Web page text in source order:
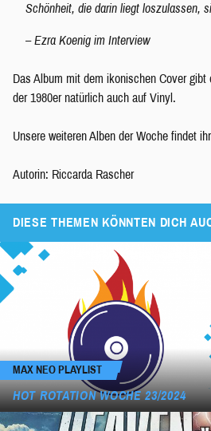
Schönheit, die darin liegt loszulassen,
– Ezra Koenig im Interview
Das Album mit dem ikonischen Cover
der 1980er natürlich auch auf Vinyl.
Unsere weiteren Alben der Woche findet ihr
Autorin: Riccarda Rascher
DIESE THEMEN KÖNNTEN DICH
MAX NEO PLAYLIST
HOT ROTATION WOCHE 23/2024